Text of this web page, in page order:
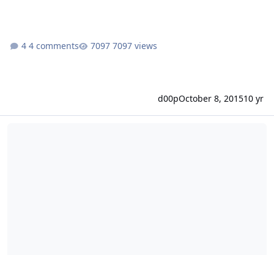
4 comments 7097 views
d00pOctober 8, 201510 yr